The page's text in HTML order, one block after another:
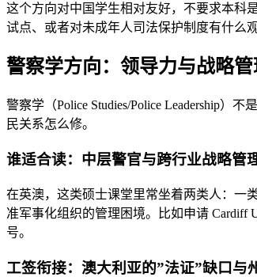
这个方向对中国学生相对友好，不要求本科
试点、或者对未成年人司法保护制度有什么
警察学方向：领导力与战略
警察学（Police Studies/Police Leadership）
民关系怎么修。
谁适合读：中层警官与跨行业战略管
在英澳，这类硕士课堂里常坐着两类人：一
准军事化组织的管理困境。比如申请 Cardiff
号。
工签衔接：澳大利亚的”法证”缺口与